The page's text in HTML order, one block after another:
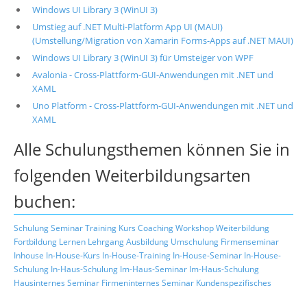
Windows UI Library 3 (WinUI 3)
Umstieg auf .NET Multi-Platform App UI (MAUI)
(Umstellung/Migration von Xamarin Forms-Apps auf .NET MAUI)
Windows UI Library 3 (WinUI 3) für Umsteiger von WPF
Avalonia - Cross-Plattform-GUI-Anwendungen mit .NET und
XAML
Uno Platform - Cross-Plattform-GUI-Anwendungen mit .NET und
XAML
Alle Schulungsthemen können Sie in
folgenden Weiterbildungsarten
buchen:
SchulungSeminarTraining Kurs CoachingWorkshopWeiterbildung
Fortbildung Lernen LehrgangAusbildung Umschulung Firmenseminar
Inhouse In-House-Kurs In-House-Training In-House-Seminar In-House-
Schulung In-Haus-Schulung Im-Haus-Seminar Im-Haus-Schulung
Hausinternes Seminar Firmeninternes Seminar Kundenspezifisches